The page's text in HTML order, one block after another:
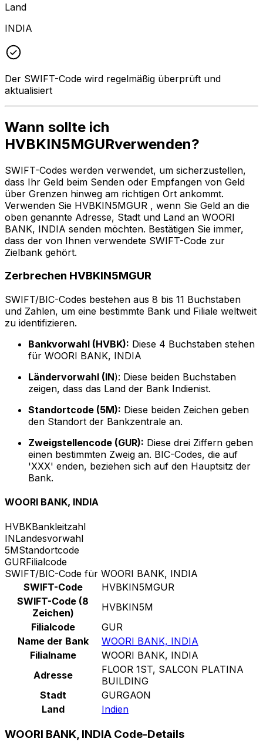
Land
INDIA
Der SWIFT-Code wird regelmäßig überprüft und
aktualisiert
Wann sollte ich
HVBKIN5MGURverwenden?
SWIFT-Codes werden verwendet, um sicherzustellen,
dass Ihr Geld beim Senden oder Empfangen von Geld
über Grenzen hinweg am richtigen Ort ankommt.
Verwenden Sie HVBKIN5MGUR , wenn Sie Geld an die
oben genannte Adresse, Stadt und Land an WOORI
BANK, INDIA senden möchten. Bestätigen Sie immer,
dass der von Ihnen verwendete SWIFT-Code zur
Zielbank gehört.
Zerbrechen HVBKIN5MGUR
SWIFT/BIC-Codes bestehen aus 8 bis 11 Buchstaben
und Zahlen, um eine bestimmte Bank und Filiale weltweit
zu identifizieren.
Bankvorwahl (HVBK): Diese 4 Buchstaben stehen
für WOORI BANK, INDIA
Ländervorwahl (IN): Diese beiden Buchstaben
zeigen, dass das Land der Bank Indienist.
Standortcode (5M): Diese beiden Zeichen geben
den Standort der Bankzentrale an.
Zweigstellencode (GUR): Diese drei Ziffern geben
einen bestimmten Zweig an. BIC-Codes, die auf
'XXX' enden, beziehen sich auf den Hauptsitz der
Bank.
WOORI BANK, INDIA
HVBKBankleitzahl
INLandesvorwahl
5MStandortcode
GURFilialcode
SWIFT/BIC-Code für WOORI BANK, INDIA
SWIFT-Code
HVBKIN5MGUR
SWIFT-Code (8
Zeichen)
HVBKIN5M
Filialcode
GUR
Name der Bank
WOORI BANK, INDIA
Filialname
WOORI BANK, INDIA
Adresse
FLOOR 1ST, SALCON PLATINA
BUILDING
Stadt
GURGAON
Land
Indien
WOORI BANK, INDIA Code-Details